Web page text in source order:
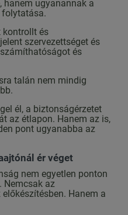
hanem ugyanannak a
folytatása.
kontrollt és
szervezettséget és
és
talán nem mindig
él, a biztonságérzetet
az étlapon. Hanem az is,
pont ugyanabba az
ér véget
nem egyetlen ponton
Nemcsak az
Hanem a